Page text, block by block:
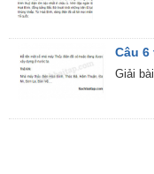
Câu
Giải